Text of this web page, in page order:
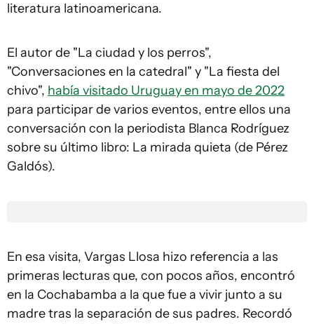
literatura latinoamericana.
El autor de "La ciudad y los perros",
"Conversaciones en la catedral" y "La fiesta del
chivo", había visitado Uruguay en mayo de 2022
para participar de varios eventos, entre ellos una
conversación con la periodista Blanca Rodríguez
sobre su último libro: La mirada quieta (de Pérez
Galdós).
En esa visita, Vargas Llosa hizo referencia a las
primeras lecturas que, con pocos años, encontró
en la Cochabamba a la que fue a vivir junto a su
madre tras la separación de sus padres. Recordó